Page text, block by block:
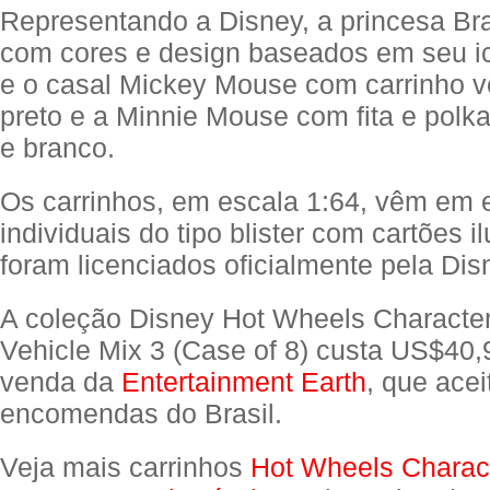
Representando a Disney, a princesa
com cores e design baseados em seu
e o casal Mickey Mouse com carrinho
preto e a Minnie Mouse com fita e
e branco.
Os carrinhos, em escala 1:64, vêm em
individuais do tipo blister com cartões
foram licenciados oficialmente pela
A coleção Disney Hot Wheels
Vehicle Mix 3 (Case of 8) custa
venda da Entertainment Earth, que
encomendas do Brasil.
Veja mais carrinhos Hot Wheels